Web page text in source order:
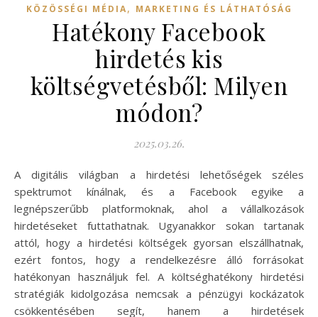
KÖZÖSSÉGI MÉDIA, MARKETING ÉS LÁTHATÓSÁG
Hatékony Facebook
hirdetés kis
költségvetésből: Milyen
módon?
2025.03.26.
A digitális világban a hirdetési lehetőségek széles
spektrumot kínálnak, és a Facebook egyike a
legnépszerűbb platformoknak, ahol a vállalkozások
hirdetéseket futtathatnak. Ugyanakkor sokan tartanak
attól, hogy a hirdetési költségek gyorsan elszállhatnak,
ezért fontos, hogy a rendelkezésre álló forrásokat
hatékonyan használjuk fel. A költséghatékony hirdetési
stratégiák kidolgozása nemcsak a pénzügyi kockázatok
csökkentésében segít, hanem a hirdetések